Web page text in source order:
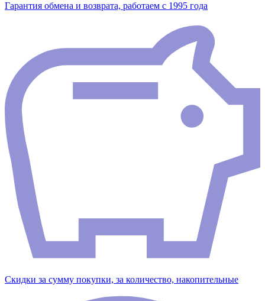
Гарантия обмена и возврата, работаем с 1995 года
Скидки за сумму покупки, за количество, накопительные